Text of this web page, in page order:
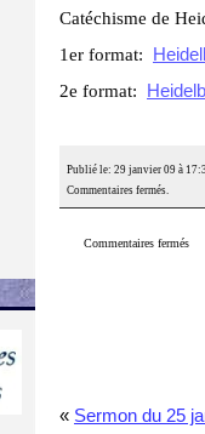
Catéchisme de
1er format:
2e format:
Publié le: 29 janvier 09 à
Commentaires fermés.
Commentaires fermés
« Sermon du 25